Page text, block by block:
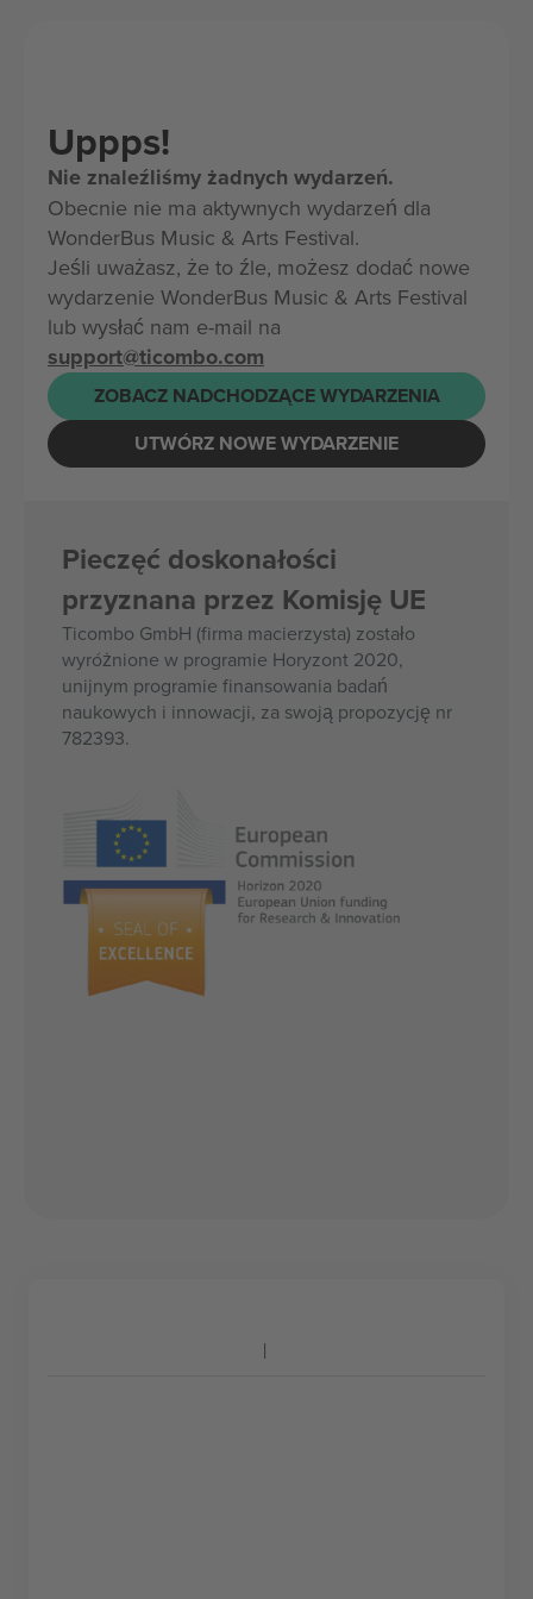
Uppps!
Nie znaleźliśmy żadnych wydarzeń.
Obecnie nie ma aktywnych wydarzeń dla
WonderBus Music & Arts Festival.
Jeśli uważasz, że to źle, możesz dodać nowe
wydarzenie WonderBus Music & Arts Festival
lub wysłać nam e-mail na
support@ticombo.com
ZOBACZ NADCHODZĄCE WYDARZENIA
UTWÓRZ NOWE WYDARZENIE
Pieczęć doskonałości
przyznana przez Komisję UE
Ticombo GmbH (firma macierzysta) zostało
wyróżnione w programie Horyzont 2020,
unijnym programie finansowania badań
naukowych i innowacji, za swoją propozycję nr
782393.